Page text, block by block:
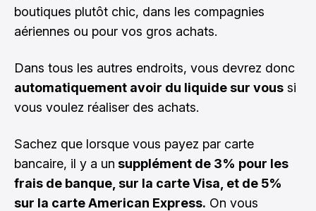
boutiques plutôt chic, dans les compagnies
aériennes ou pour vos gros achats.
Dans tous les autres endroits, vous devrez donc
automatiquement avoir du liquide sur vous si
vous voulez réaliser des achats.
Sachez que lorsque vous payez par carte
bancaire, il y a un supplément de 3% pour les
frais de banque, sur la carte Visa, et de 5%
sur la carte American Express. On vous